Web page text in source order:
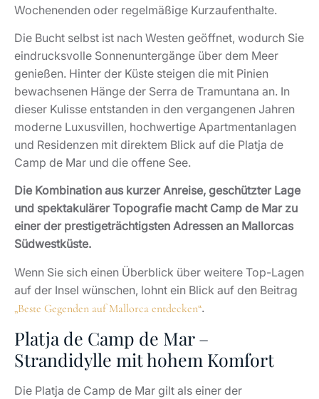
Wochenenden oder regelmäßige Kurzaufenthalte.
Die Bucht selbst ist nach Westen geöffnet, wodurch Sie
eindrucksvolle Sonnenuntergänge über dem Meer
genießen. Hinter der Küste steigen die mit Pinien
bewachsenen Hänge der Serra de Tramuntana an. In
dieser Kulisse entstanden in den vergangenen Jahren
moderne Luxusvillen, hochwertige Apartmentanlagen
und Residenzen mit direktem Blick auf die Platja de
Camp de Mar und die offene See.
Die Kombination aus kurzer Anreise, geschützter Lage
und spektakulärer Topografie macht Camp de Mar zu
einer der prestigeträchtigsten Adressen an Mallorcas
Südwestküste.
Wenn Sie sich einen Überblick über weitere Top-Lagen
auf der Insel wünschen, lohnt ein Blick auf den Beitrag
„Beste Gegenden auf Mallorca entdecken“.
Platja de Camp de Mar –
Strandidylle mit hohem Komfort
Die Platja de Camp de Mar gilt als einer der